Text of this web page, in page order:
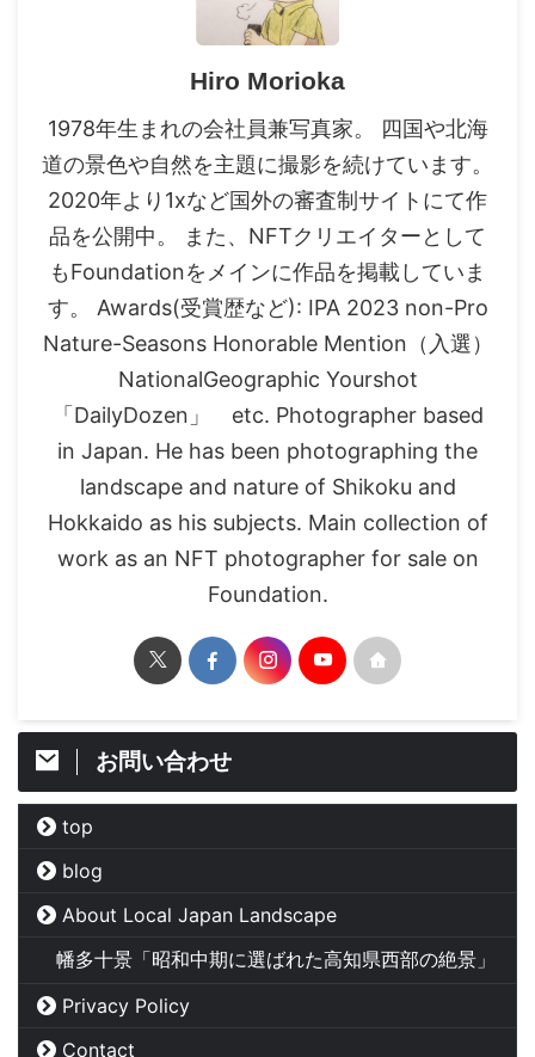
Hiro Morioka
1978年生まれの会社員兼写真家。 四国や北海
道の景色や自然を主題に撮影を続けています。
2020年より1xなど国外の審査制サイトにて作
品を公開中。 また、NFTクリエイターとして
もFoundationをメインに作品を掲載していま
す。 Awards(受賞歴など): IPA 2023 non-Pro
Nature-Seasons Honorable Mention（入選）
NationalGeographic Yourshot
「DailyDozen」 etc. Photographer based
in Japan. He has been photographing the
landscape and nature of Shikoku and
Hokkaido as his subjects. Main collection of
work as an NFT photographer for sale on
Foundation.
お問い合わせ
top
blog
About Local Japan Landscape
幡多十景「昭和中期に選ばれた高知県西部の絶景」
Privacy Policy
Contact